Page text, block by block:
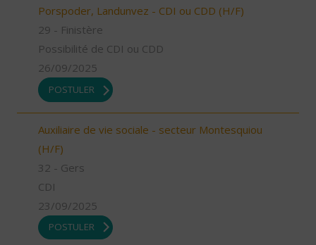
Porspoder, Landunvez - CDI ou CDD (H/F)
29 - Finistère
Possibilité de CDI ou CDD
26/09/2025
POSTULER
Auxiliaire de vie sociale - secteur Montesquiou
(H/F)
32 - Gers
CDI
23/09/2025
POSTULER